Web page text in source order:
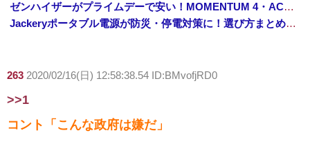
ゼンハイザーがプライムデーで安い！MOMENTUM 4・ACCENTUMなど対象モデルまとめ！
Jackeryポータブル電源が防災・停電対策に！選び方まとめ【プライムデー最終日】
263 2020/02/16(日) 12:58:38.54 ID:BMvofjRD0
>>1
コント「こんな政府は嫌だ」